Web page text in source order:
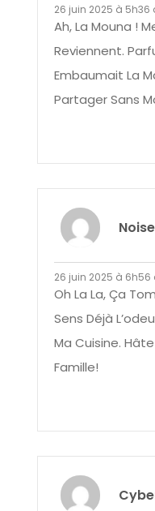
26 juin 2025 à 5h36
Ah, La Mouna !
Reviennent.
Embaumait La
Partager Sans
26 juin 2025 à 6h56
Oh La La, Ça
Sens Déjà
Ma Cuisine.
Famille!